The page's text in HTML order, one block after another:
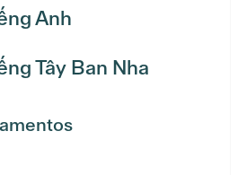
Anh
Tây Ban Nha